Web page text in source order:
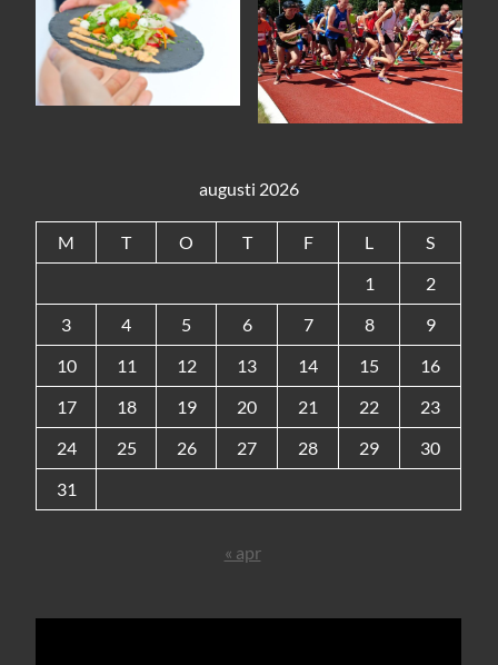
augusti 2026
M T O T F L
S
1
2
3
4 5 6 7 8
9
10
11 12 13 14 15
16
17
18 19 20 21 22
23
24
25 26 27 28 29
30
31
« apr